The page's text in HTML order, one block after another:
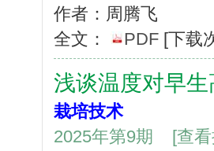
作者：周腾飞
全文：
PDF [下载
浅谈温度对早
栽培技术
2025年第9期
[查